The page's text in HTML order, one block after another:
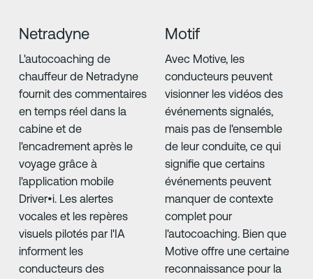
Netradyne
L'autocoaching de
chauffeur de Netradyne
fournit des commentaires
en temps réel dans la
cabine et de
l'encadrement après le
voyage grâce à
l'application mobile
Driver•i. Les alertes
vocales et les repères
visuels pilotés par l'IA
informent les
conducteurs des
Motif
Avec Motive, les
conducteurs peuvent
visionner les vidéos des
événements signalés,
mais pas de l'ensemble
de leur conduite, ce qui
signifie que certains
événements peuvent
manquer de contexte
complet pour
l'autocoaching. Bien que
Motive offre une certaine
reconnaissance pour la